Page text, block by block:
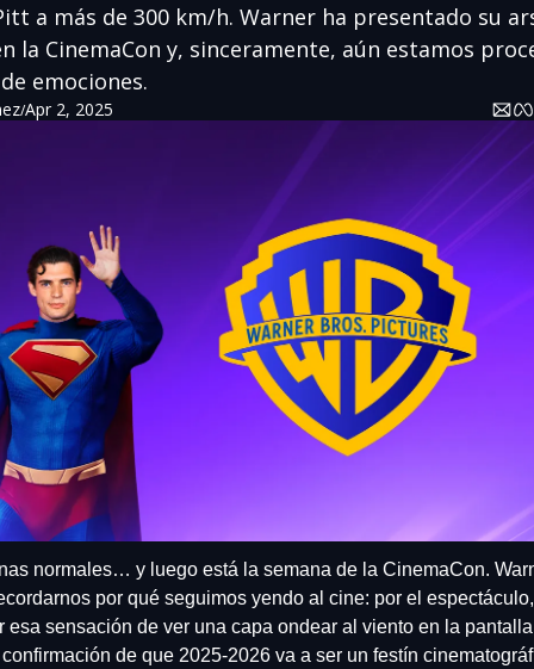
a más de 300 km/h. Warner ha presentado su
la CinemaCon y, sinceramente, aún estamos
emociones.
/Apr 2, 2025
normales… y luego está la semana de la CinemaCon.
por qué seguimos yendo al cine: por el
esa sensación de ver una capa ondear al viento en la
de que 2025-2026 va a ser un festín